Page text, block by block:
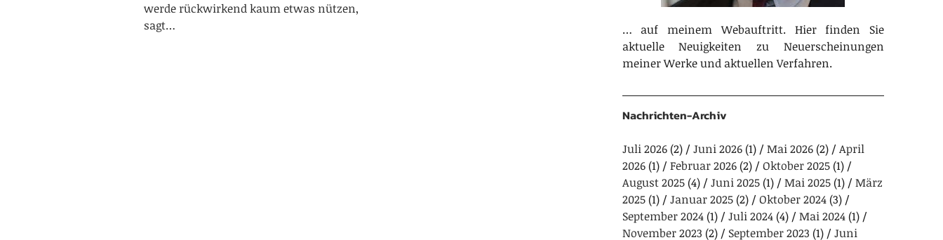
werde rückwirkend kaum etwas nützen,
sagt…
… auf meinem Webauftritt. Hier finden Sie
aktuelle Neuigkeiten zu Neuerscheinungen
meiner Werke und aktuellen Verfahren.
Nachrichten-Archiv
Juli 2026(2) Juni 2026(1) Mai 2026(2)
April
2026(1) Februar 2026(2) Oktober 2025(1)
August 2025(4) Juni 2025(1) Mai 2025(1)
März
2025(1) Januar 2025(2) Oktober 2024(3)
September 2024(1) Juli 2024(4) Mai 2024(1)
November 2023 (2) September 2023 (1)
Juni